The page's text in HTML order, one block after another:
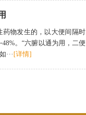
药物发生的，以大便间隔时
。“六腑以通为用，二便
··· [详情]